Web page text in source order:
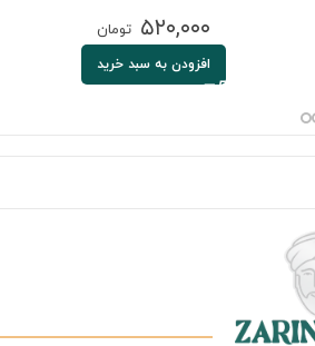
۵۲۰,۰۰۰ تومان
افزودن به سبد خرید